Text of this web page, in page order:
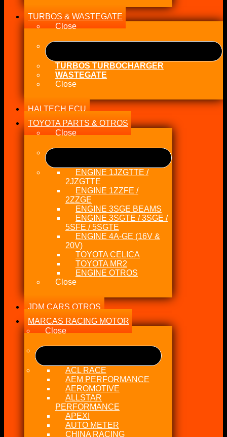
TURBOS & WASTEGATE
Close
TURBOS TURBOCHARGER
WASTEGATE
Close
HALTECH ECU
TOYOTA PARTS & OTROS
Close
ENGINE 1JZGTTE /
2JZGTTE
ENGINE 1ZZFE /
2ZZGE
ENGINE 3SGE BEAMS
ENGINE 3SGTE / 3SGE /
5SFE / 5SGTE
ENGINE 4A-GE (16V &
20V)
TOYOTA CELICA
TOYOTA MR2
ENGINE OTROS
Close
JDM CARS OTROS
MARCAS RACING MOTOR
Close
ACL RACE
AEM PERFORMANCE
AEROMOTIVE
ALLSTAR
PERFORMANCE
APEXI
AUTO METER
CHINA RACING